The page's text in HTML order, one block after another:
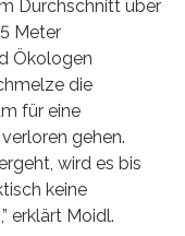
Durchschnitt über
Meter
Ökologen
die
für eine
gehen.
wird es bis
keine
erklärt Moidl.